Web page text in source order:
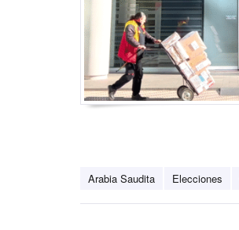
Arabia Saudita Elecciones